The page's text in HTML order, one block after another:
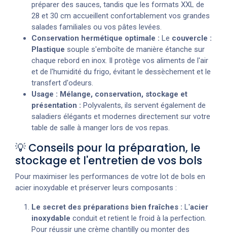
préparer des sauces, tandis que les formats XXL de
28 et 30 cm accueillent confortablement vos grandes
salades familiales ou vos pâtes levées.
Conservation hermétique optimale : Le couvercle :
Plastique souple s'emboîte de manière étanche sur
chaque rebord en inox. Il protège vos aliments de l'air
et de l'humidité du frigo, évitant le dessèchement et le
transfert d'odeurs.
Usage : Mélange, conservation, stockage et
présentation : Polyvalents, ils servent également de
saladiers élégants et modernes directement sur votre
table de salle à manger lors de vos repas.
💡 Conseils pour la préparation, le
stockage et l'entretien de vos bols
Pour maximiser les performances de votre lot de bols en
acier inoxydable et préserver leurs composants :
Le secret des préparations bien fraîches : L'acier
inoxydable conduit et retient le froid à la perfection.
Pour réussir une crème chantilly ou monter des